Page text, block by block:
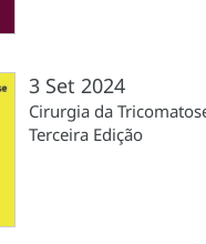
3 Set 2024
Cirurgia da
Terceira Edição